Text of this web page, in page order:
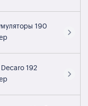
190
192